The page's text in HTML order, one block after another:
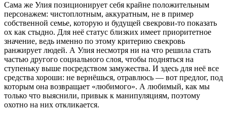
Сама же Улия позиционирует себя крайне положительным
персонажем: чистоплотным, аккуратным, не в пример
собственной семье, которую и будущей свекрови-то показать
ох как стыдно. Для неё статус близких имеет приоритетное
значение, ведь именно по этому критерию свекровь
ранжирует людей. А Улия несмотря ни на что решила стать
частью другого социального слоя, чтобы подняться на
ступеньку выше посредством замужества. И здесь для неё все
средства хороши: не вернёшься, отравлюсь — вот предлог, под
которым она возвращает «любимого». А любимый, как мы
только что выяснили, привык к манипуляциям, поэтому
охотно на них откликается.